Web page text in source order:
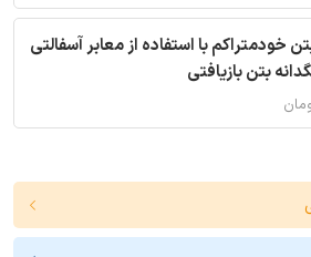
خودمتراکم با استفاده از معابر آسفالتی
بتن بازیافتی